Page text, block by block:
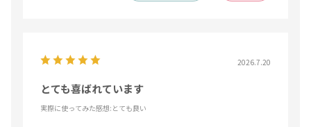
2026.7.20
とても喜ばれています
実際に使ってみた感想:とても良い